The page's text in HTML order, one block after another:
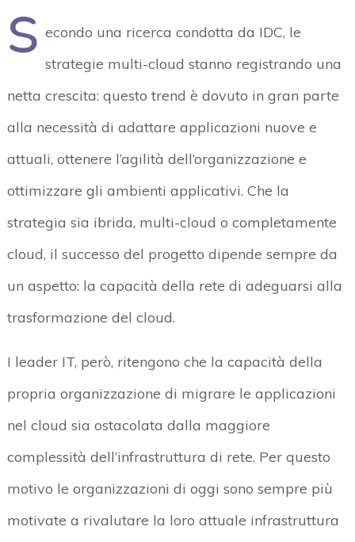
S econdo una ricerca condotta da IDC, le
strategie multi-cloud stanno registrando una
netta crescita: questo trend è dovuto in gran parte
alla necessità di adattare applicazioni nuove e
attuali, ottenere l’agilità dell’organizzazione e
ottimizzare gli ambienti applicativi. Che la
strategia sia ibrida, multi-cloud o completamente
cloud, il successo del progetto dipende sempre da
un aspetto: la capacità della rete di adeguarsi alla
trasformazione del cloud.
I leader IT, però, ritengono che la capacità della
propria organizzazione di migrare le applicazioni
nel cloud sia ostacolata dalla maggiore
complessità dell’infrastruttura di rete. Per questo
motivo le organizzazioni di oggi sono sempre più
motivate a rivalutare la loro attuale infrastruttura